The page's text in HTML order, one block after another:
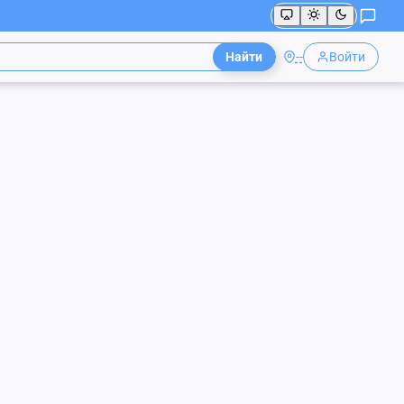
Найти -- Войти